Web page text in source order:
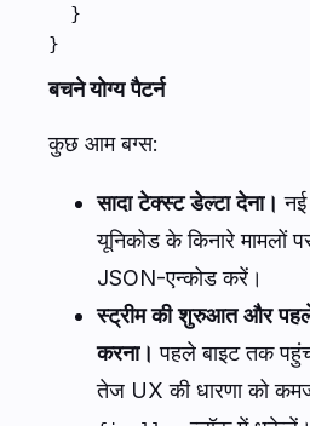
  }
}
बचने योग्य पैटर्न
कुछ आम बग्स:
सादा टेक्स्ट डेल्टा देना। नई
यूनिकोड के किनारे मामलों
JSON-एन्कोड करें।
स्ट्रीम की शुरुआत और पहले
करना। पहले बाइट तक
तेज UX की धारणा को